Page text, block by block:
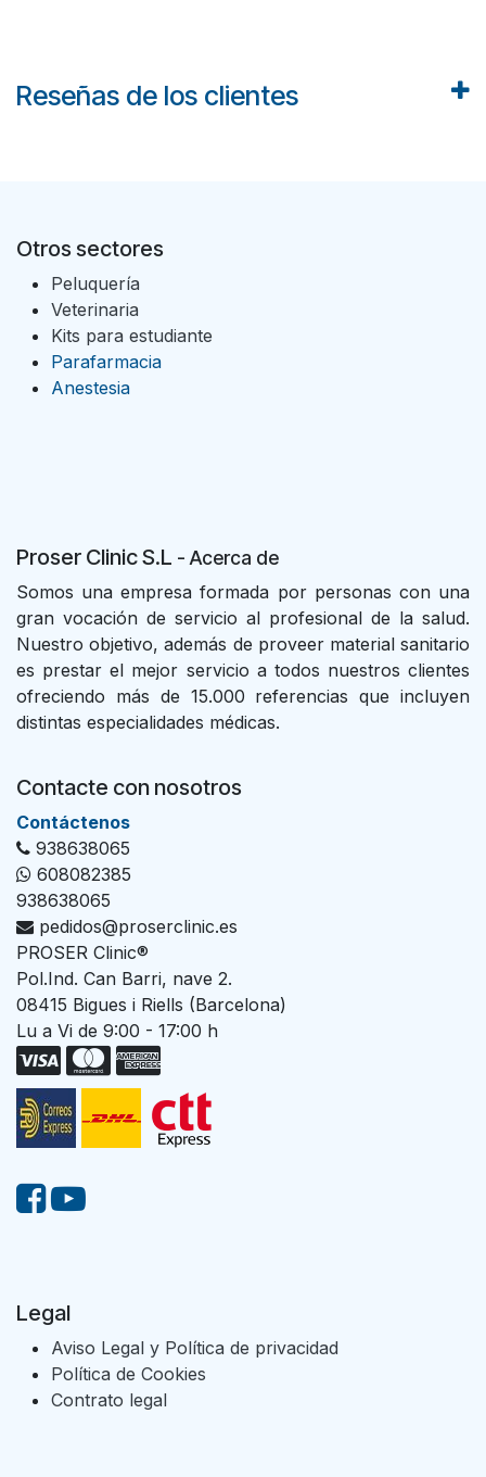
Reseñas de los clientes
Otros sectores
Peluquería
Veterinaria
Kits para estudiante
Parafarmacia
Anestesia
Proser Clinic S.L - Acerca de
Somos una empresa formada por personas con una
gran vocación de servicio al profesional de la salud.
Nuestro objetivo, además de proveer material sanitario
es prestar el mejor servicio a todos nuestros clientes
ofreciendo más de 15.000 referencias que incluyen
distintas especialidades médicas.
Contacte con nosotros
Con​tác​tenos
938638065
608082385
938638065
pedidos@proserclinic.es
PROSER Clinic®
Pol.Ind. Can Barri, nave 2.
08415 Bigues i Riells (Barcelona)
Lu a Vi de 9:00 - 17:00 h
Legal
Aviso Legal y Política de privacidad
Política de Cookies
Contrato legal